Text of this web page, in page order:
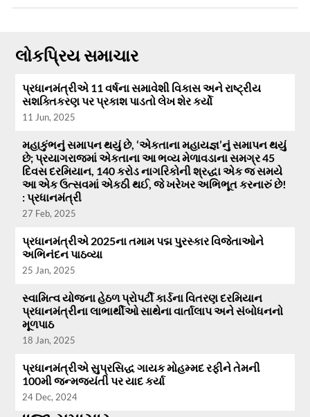
લોકપ્રિય સમાચાર
પ્રધાનમંત્રીએ 11 વર્ષના સમાવેશી વિકાસ અને રાષ્ટ્રીય
સશક્તિકરણ પર પ્રકાશ પાડતો લેખ શેર કર્યો
11 Jun, 2025
મહાકુંભનું સમાપન થયું છે, ‘એકતાના મહાયજ્ઞ’નું સમાપન થયું
છે; પ્રયાગરાજમાં એકતાના આ ભવ્ય મેળાવડાના સમગ્ર 45
દિવસ દરમિયાન, 140 કરોડ નાગરિકોની શ્રદ્ધા એક જ સમયે
આ એક ઉત્સવમાં એકઠી થઈ, જે ખરેખર અભિભૂત કરનારું છે!
: પ્રધાનમંત્રી
27 Feb, 2025
પ્રધાનમંત્રીએ 2025ના તમામ પદ્મ પુરસ્કાર વિજેતાઓને
અભિનંદન પાઠવ્યા
25 Jan, 2025
સ્વામિત્વ યોજના હેઠળ પ્રોપર્ટી કાર્ડના વિતરણ દરમિયાન
પ્રધાનમંત્રીના લાભાર્થીઓ સાથેના વાર્તાલાપ અને સંબોધનનો
મૂળપાઠ
18 Jan, 2025
પ્રધાનમંત્રીએ સુપ્રસિદ્ધ ગાયક મોહમ્મદ રફીને તેમની
100મી જન્મજયંતી પર યાદ કર્યા
24 Dec, 2024